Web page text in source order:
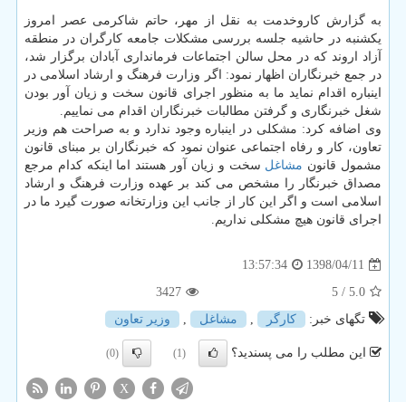
به گزارش كاروخدمت به نقل از مهر، حاتم شاكرمی عصر امروز
یكشنبه در حاشیه جلسه بررسی مشكلات جامعه كارگران در منطقه
آزاد اروند كه در محل سالن اجتماعات فرمانداری آبادان برگزار شد،
در جمع خبرنگاران اظهار نمود: اگر وزارت فرهنگ و ارشاد اسلامی در
اینباره اقدام نماید ما به منظور اجرای قانون سخت و زیان آور بودن
شغل خبرنگاری و گرفتن مطالبات خبرنگاران اقدام می نماییم.
وی اضافه كرد: مشكلی در اینباره وجود ندارد و به صراحت هم وزیر
تعاون، كار و رفاه اجتماعی عنوان نمود كه خبرنگاران بر مبنای قانون
مشمول قانون مشاغل سخت و زیان آور هستند اما اینكه كدام مرجع
مصداق خبرنگار را مشخص می كند بر عهده وزارت فرهنگ و ارشاد
اسلامی است و اگر این كار از جانب این وزارتخانه صورت گیرد ما در
اجرای قانون هیچ مشكلی نداریم.
1398/04/11
13:57:34
5.0
/ 5
3427
تگهای خبر:
كارگر , مشاغل , وزیر تعاون
این مطلب را می پسندید؟ (1)
(0)
X